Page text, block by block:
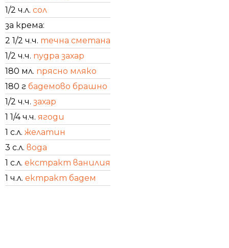
1/2 ч.л. сол
за крема:
2 1/2 ч.ч. течна сметана
1/2 ч.ч. пудра захар
180 мл. прясно мляко
180 г бадемово брашно
1/2 ч.ч. захар
1 1/4 ч.ч. ягоди
1 с.л. желатин
3 с.л. вода
1 с.л. екстракт ванилия
1 ч.л. ектракт бадем